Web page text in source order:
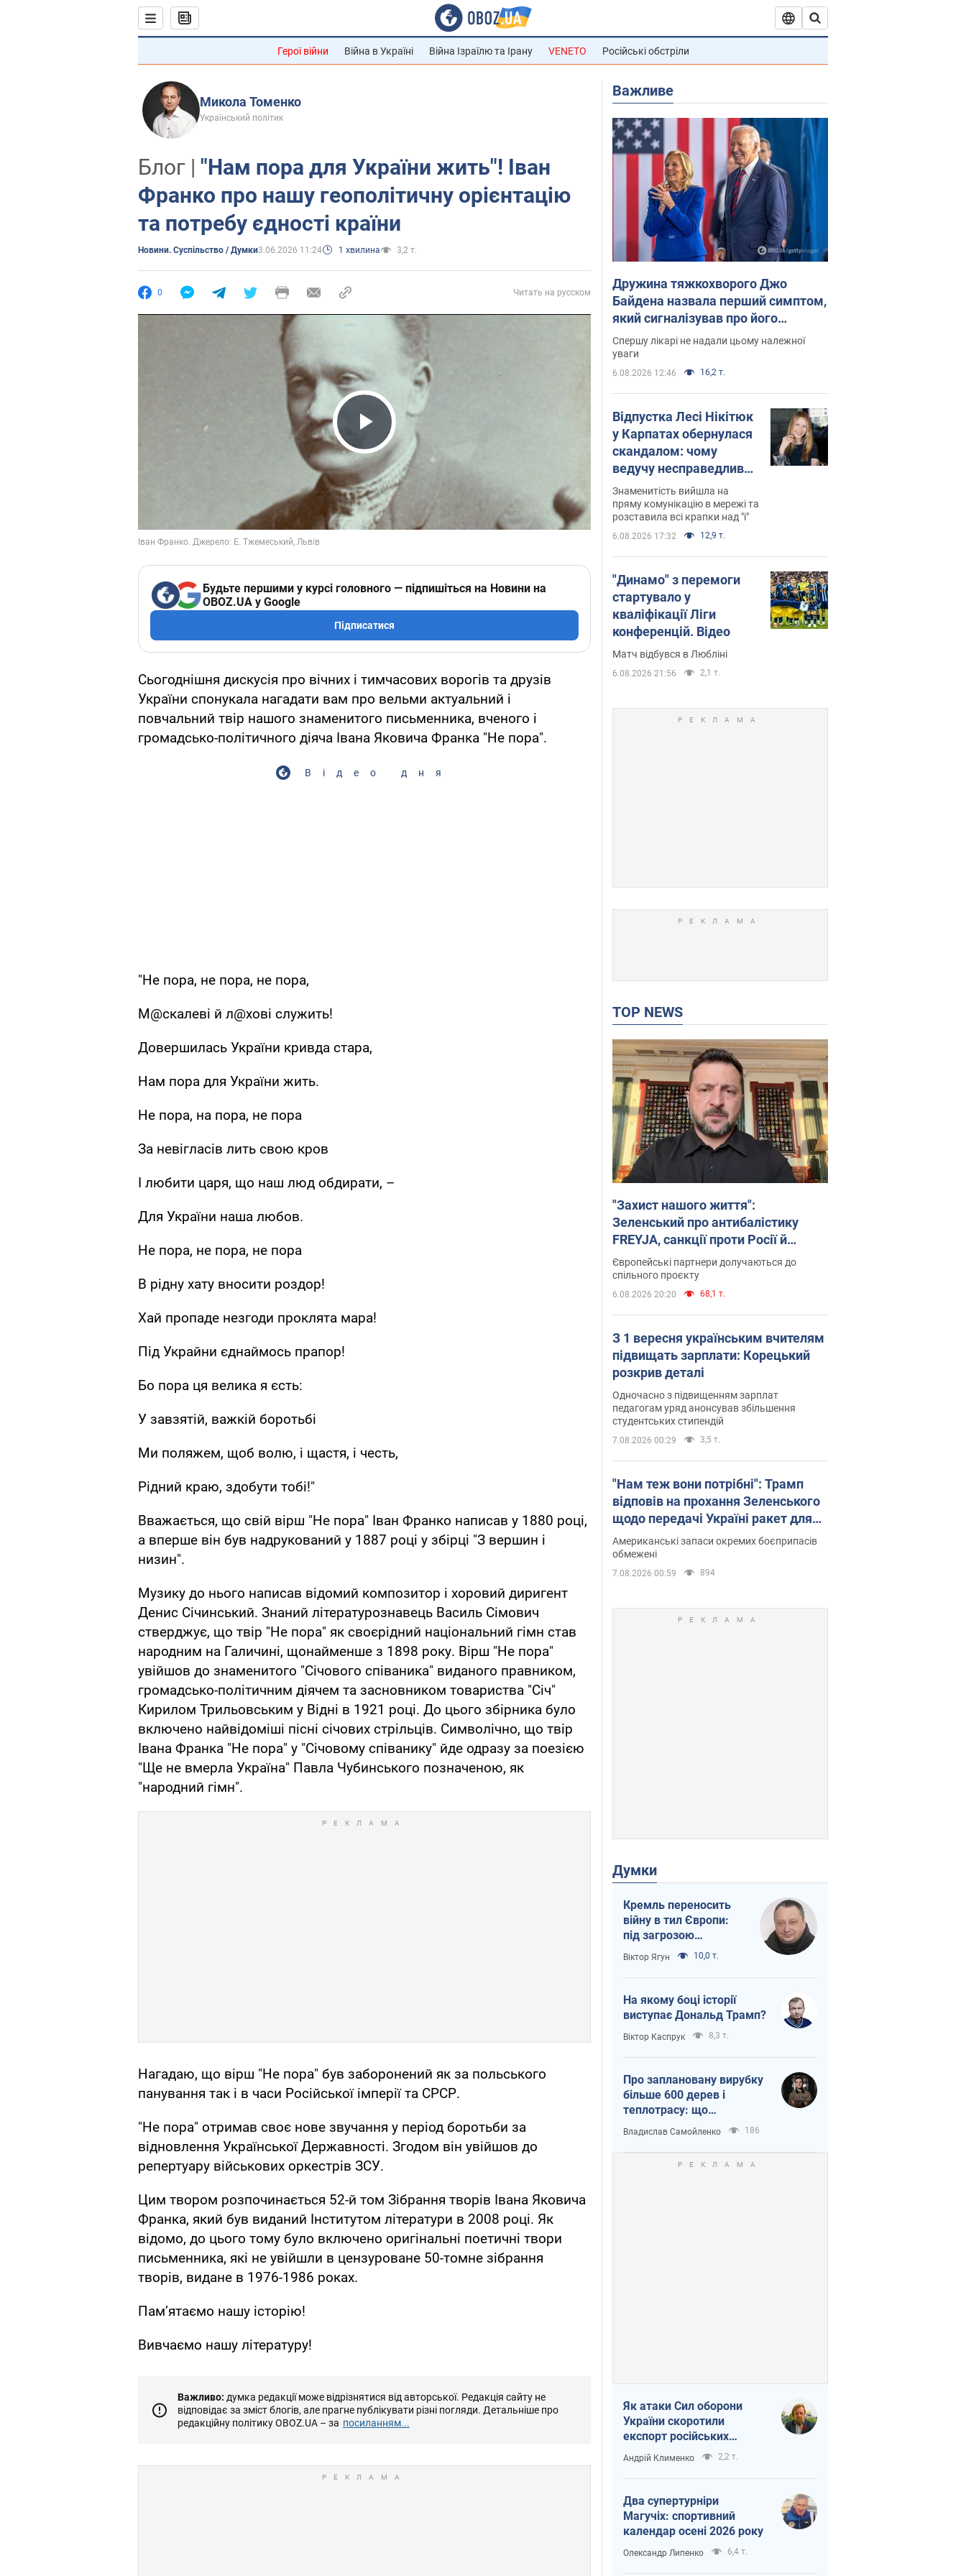
Герої війни Війна в Україні Війна Ізраїлю та Ірану VENETO Російські обстріли
Микола Томенко
Український політик
Блог | "Нам пора для України жить"! Іван
Франко про нашу геополітичну орієнтацію
та потребу єдності країни
Новини. Суспільство / Думки3.06.2026 11:24 1 хвилина 3,2 т.
0 Читать на русском
Play Video
Будьте першими у курсі головного — підпишіться на Новини на
OBOZ.UA у Google
Підписатися
Сьогоднішня дискусія про вічних і тимчасових ворогів та друзів
України спонукала нагадати вам про вельми актуальний і
повчальний твір нашого знаменитого письменника, вченого і
громадсько-політичного діяча Івана Яковича Франка "Не пора".
Відео дня
"Не пора, не пора, не пора,
М@скалеві й л@хові служить!
Довершилась України кривда стара,
Нам пора для України жить.
Не пора, на пора, не пора
За невігласів лить свою кров
І любити царя, що наш люд обдирати, –
Для України наша любов.
Не пора, не пора, не пора
В рідну хату вносити роздор!
Хай пропаде незгоди проклята мара!
Під Украйни єднаймось прапор!
Бо пора ця велика я єсть:
У завзятій, важкій боротьбі
Ми поляжем, щоб волю, і щастя, і честь,
Рідний краю, здобути тобі!"
Вважається, що свій вірш "Не пора" Іван Франко написав у 1880 році,
а вперше він був надрукований у 1887 році у збірці "З вершин і
низин".
Музику до нього написав відомий композитор і хоровий диригент
Денис Січинський. Знаний літературознавець Василь Сімович
стверджує, що твір "Не пора" як своєрідний національний гімн став
народним на Галичині, щонайменше з 1898 року. Вірш "Не пора"
увійшов до знаменитого "Січового співаника" виданого правником,
громадсько-політичним діячем та засновником товариства "Січ"
Кирилом Трильовським у Відні в 1921 році. До цього збірника було
включено найвідоміші пісні січових стрільців. Символічно, що твір
Івана Франка "Не пора" у "Січовому співанику" йде одразу за поезією
"Ще не вмерла Україна" Павла Чубинського позначеною, як
"народний гімн".
Нагадаю, що вірш "Не пора" був заборонений як за польського
панування так і в часи Російської імперії та СРСР.
"Не пора" отримав своє нове звучання у період боротьби за
відновлення Української Державності. Згодом він увійшов до
репертуару військових оркестрів ЗСУ.
Цим твором розпочинається 52-й том Зібрання творів Івана Яковича
Франка, який був виданий Інститутом літератури в 2008 році. Як
відомо, до цього тому було включено оригінальні поетичні твори
письменника, які не увійшли в цензуроване 50-томне зібрання
творів, видане в 1976-1986 роках.
Памʼятаємо нашу історію!
Вивчаємо нашу літературу!
Важливо: думка редакції може відрізнятися від авторської. Редакція сайту не
відповідає за зміст блогів, але прагне публікувати різні погляди. Детальніше про
редакційну політику OBOZ.UA – за посиланням...
Важливе
Дружина тяжкохворого Джо
Байдена назвала перший симптом,
який сигналізував про його
"агресивний" рак
Спершу лікарі не надали цьому належної
уваги
6.08.2026 12:46 16,2 т.
Відпустка Лесі Нікітюк
у Карпатах обернулася
скандалом: чому
ведучу несправедливо
захейтили
Знаменитість вийшла на
пряму комунікацію в мережі та
розставила всі крапки над "і"
6.08.2026 17:32 12,9 т.
"Динамо" з перемоги
стартувало у
кваліфікації Ліги
конференцій. Відео
Матч відбувся в Любліні
6.08.2026 21:56 2,1 т.
TOP NEWS
"Захист нашого життя":
Зеленський про антибалістику
FREYJA, санкції проти Росії й
підтримку аграріїв. Відео
Європейські партнери долучаються до
спільного проєкту
6.08.2026 20:20 68,1 т.
З 1 вересня українським вчителям
підвищать зарплати: Корецький
розкрив деталі
Одночасно з підвищенням зарплат
педагогам уряд анонсував збільшення
студентських стипендій
7.08.2026 00:29 3,5 т.
"Нам теж вони потрібні": Трамп
відповів на прохання Зеленського
щодо передачі Україні ракет для
Patriot
Американські запаси окремих боєприпасів
обмежені
7.08.2026 00:59 894
Думки
Кремль переносить
війну в тил Європи:
під загрозою
критична логістика
Віктор Ягун 10,0 т.
На якому боці історії
виступає Дональд Трамп?
Віктор Каспрук 8,3 т.
Про заплановану вирубку
більше 600 дерев і
теплотрасу: що
відбувається на Теремках
у Києві
Владислав Самойленко 186
Як атаки Сил оборони
України скоротили
експорт російських
нафтопродуктів
Андрій Клименко 2,2 т.
Два супертурніри
Магучіх: спортивний
календар осені 2026 року
Олександр Липенко 6,4 т.